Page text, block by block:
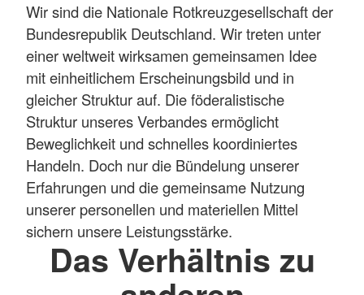
Wir sind die Nationale Rotkreuzgesellschaft der
Bundesrepublik Deutschland. Wir treten unter
einer weltweit wirksamen gemeinsamen Idee
mit einheitlichem Erscheinungsbild und in
gleicher Struktur auf. Die föderalistische
Struktur unseres Verbandes ermöglicht
Beweglichkeit und schnelles koordiniertes
Handeln. Doch nur die Bündelung unserer
Erfahrungen und die gemeinsame Nutzung
unserer personellen und materiellen Mittel
sichern unsere Leistungsstärke.
Das Verhältnis zu